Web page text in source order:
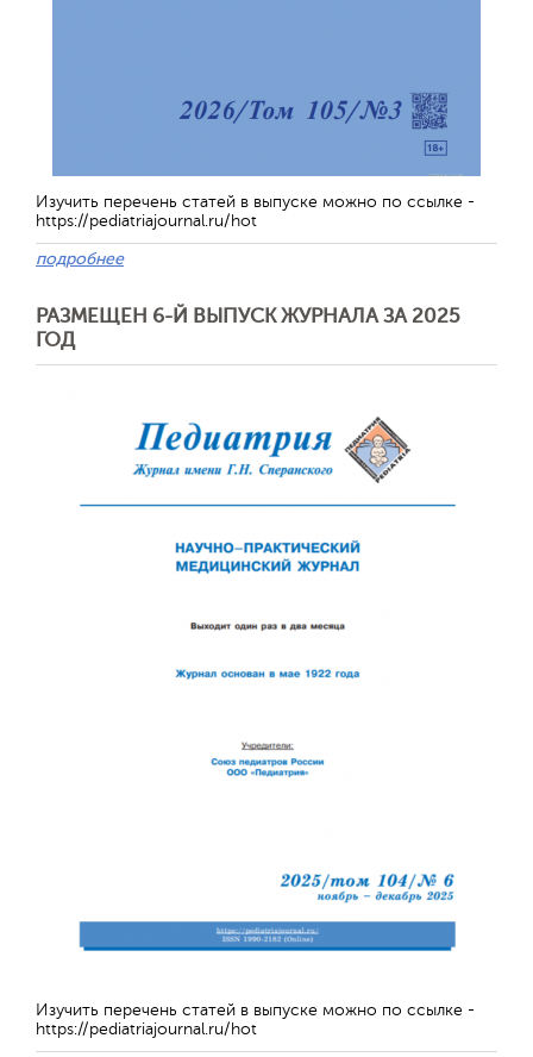
Изучить перечень статей в выпуске можно по ссылке -
https://pediatriajournal.ru/hot
подробнее
РАЗМЕЩЕН 6-Й ВЫПУСК ЖУРНАЛА ЗА 2025
ГОД
Изучить перечень статей в выпуске можно по ссылке -
https://pediatriajournal.ru/hot
Обратная